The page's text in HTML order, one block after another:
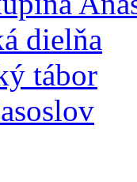
dielňa
tábor